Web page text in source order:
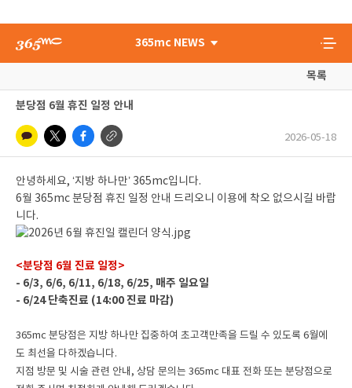
365mc NEWS
목록
분당점 6월 휴진 일정 안내
2026-05-18
안녕하세요, ‘지방 하나만’ 365mc입니다.
6월 365mc 분당점 휴진 일정 안내 드리오니 이용에 착오 없으시길 바랍
니다.
<분당점 6월 진료 일정>
- 6/3, 6/6, 6/11, 6/18, 6/25, 매주 일요일
- 6/24 단축진료 (14:00 진료 마감)
365mc 분당점은 지방 하나만 집중하여 초고객만족을 드릴 수 있도록 6월에
도 최선을 다하겠습니다.
지점 방문 및 시술 관련 안내, 상담 문의는 365mc 대표 전화 또는 분당점으로